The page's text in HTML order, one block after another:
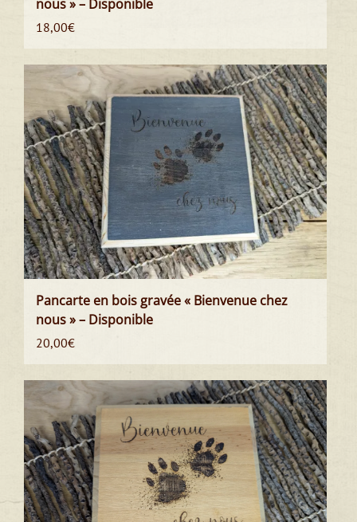
nous » – Disponible
18,00€
Pancarte en bois gravée « Bienvenue chez
nous » – Disponible
20,00€